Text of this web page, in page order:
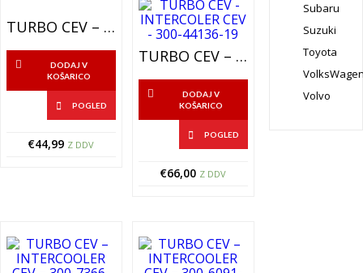
TURBO CEV – INTERCOOLER CEV – 300-44303-20
DODAJ V
KOŠARICO
POGLED
€44,99 Z DDV
TURBO CEV – INTERCOLER CEV – 300-44136-19
DODAJ V
KOŠARICO
POGLED
€66,00 Z DDV
Subaru
Suzuki
Toyota
Volvo